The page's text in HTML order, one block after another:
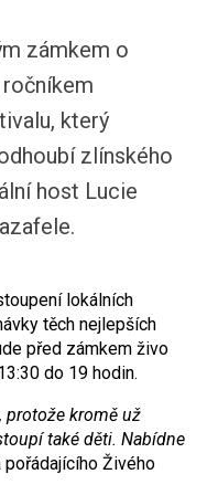
zámkem o
který
zlínského
host Lucie
lokálních
těch nejlepších
před zámkem živo
do 19 hodin.
protože kromě už
také děti. Nabídne
Živého